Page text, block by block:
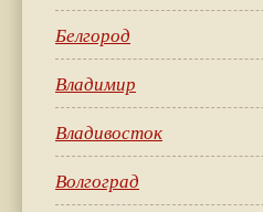
Белгород
Владимир
Владивосток
Волгоград